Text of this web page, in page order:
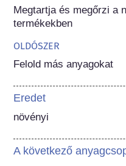
Megtartja és megőrzi a
termékekben
OLDÓSZER
Felold más anyagokat
Eredet
növényi
A következő